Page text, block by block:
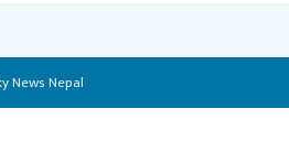
News Nepal